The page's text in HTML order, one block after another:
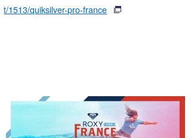
t/1513/quiksilver-pro-france